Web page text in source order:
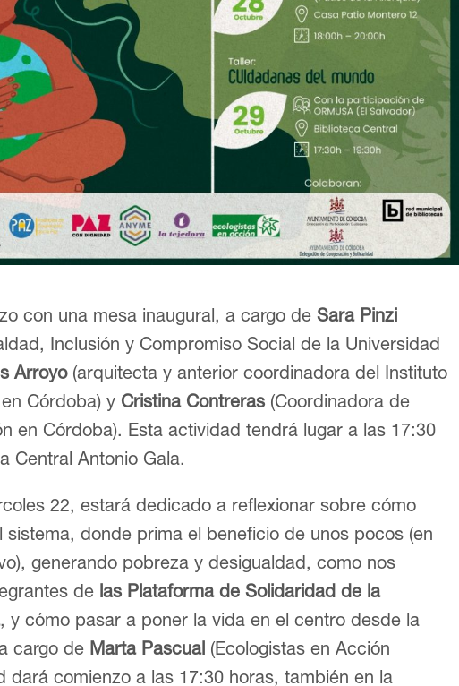
con una mesa inaugural, a cargo de Sara Pinzi
Inclusión y Compromiso Social de la Universidad
Arroyo(arquitecta y anterior coordinadora del Instituto
Córdoba) y Cristina Contreras (Coordinadora de
en Córdoba). Esta actividad tendrá lugar a las 17:30
Central Antonio Gala.
22, estará dedicado a reflexionar sobre cómo
sistema, donde prima el beneficio de unos pocos (en
generando pobreza y desigualdad, como nos
de las Plataforma de Solidaridad de la
, y cómo pasar a poner la vida en el centro desde la
cargo de Marta Pascual (Ecologistas en Acción
dará comienzo a las 17:30 horas, también en la